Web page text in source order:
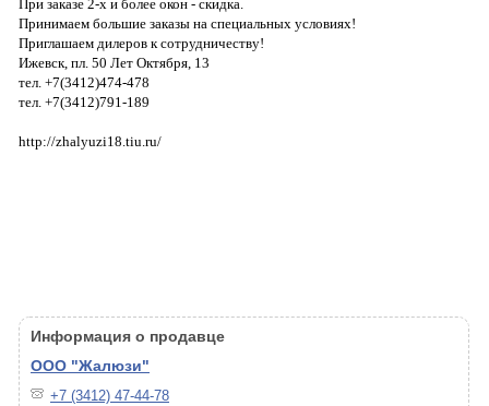
При заказе 2-х и более окон - скидка.
Принимаем большие заказы на специальных условиях!
Приглашаем дилеров к сотрудничеству!
Ижевск, пл. 50 Лет Октября, 13
тел. +7(3412)474-478
тел. +7(3412)791-189
http://zhalyuzi18.tiu.ru/
Информация о продавце
ООО "Жалюзи"
+7 (3412) 47-44-78